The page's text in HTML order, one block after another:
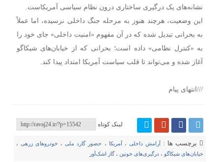
نشانه‌های یک درگیری ساختاری درون نظام سیاسی آمریکاست.
این وضعیت، هرچند هنوز به مرحله جنگ داخلی نرسیده، اما عملاً
به بحرانی تبدیل شده که در آن مفهوم «امنیت داخلی» جای خود را
به «کنترل نظامی» داده است؛ بحرانی که از خیابان‌های شیکاگو
آغاز شده و می‌تواند تا قلب سیاست آمریکا امتداد پیدا کند.
///انتهای پیام
لینک کوتاه
برچسب ها : آرامش داخلی ،آمریکا ، حضور گارد ملی، خودروهای زرهی،
خیابان‌های شیکاگو ،درگیری‌های خونین ،گاز اشک‌آور